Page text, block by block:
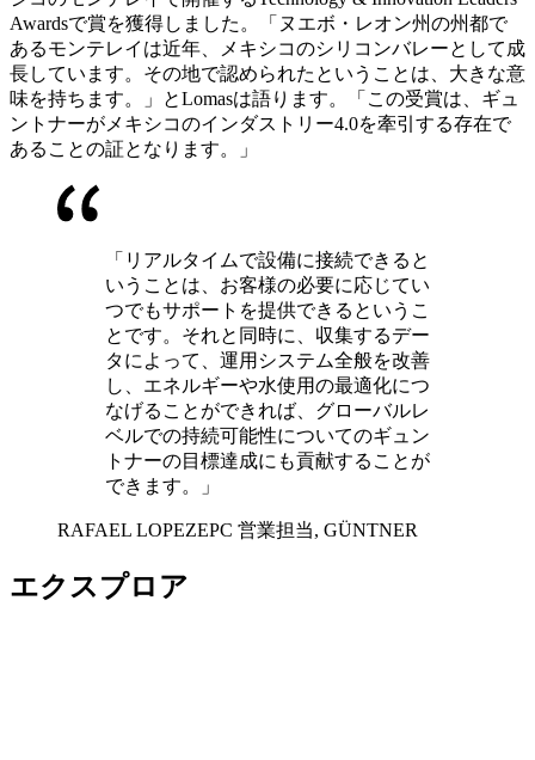
Awardsで賞を獲得しました。「ヌエボ・レオン州の州都で
あるモンテレイは近年、メキシコのシリコンバレーとして成
長しています。その地で認められたということは、大きな意
味を持ちます。」とLomasは語ります。「この受賞は、ギュ
ントナーがメキシコのインダストリー4.0を牽引する存在で
あることの証となります。」
「リアルタイムで設備に接続できると
いうことは、お客様の必要に応じてい
つでもサポートを提供できるというこ
とです。それと同時に、収集するデー
タによって、運用システム全般を改善
し、エネルギーや水使用の最適化につ
なげることができれば、グローバルレ
ベルでの持続可能性についてのギュン
トナーの目標達成にも貢献することが
できます。」
RAFAEL LOPEZEPC 営業担当, GÜNTNER
エクスプロア